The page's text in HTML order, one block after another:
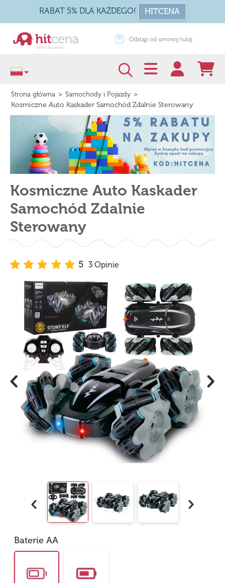
RABAT 5% DLA KAŻDEGO! HITCENA
od umowy tutaj Zapakuj na prezent
Strona główna > Samochody i Pojazdy >
Kosmiczne Auto Kaskader Samochód Zdalnie Sterowany
Kosmiczne Auto Kaskader
Samochód Zdalnie
Sterowany
5 3 Opinie
Baterie AA